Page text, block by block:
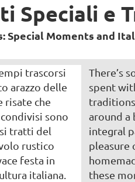
Speciali e
Special Moments and
trascorsi
arazzo delle
risate che
sono
tratti del
rustico
festa in
italiana.
There’s
spent
around a
integral
pleasure
these